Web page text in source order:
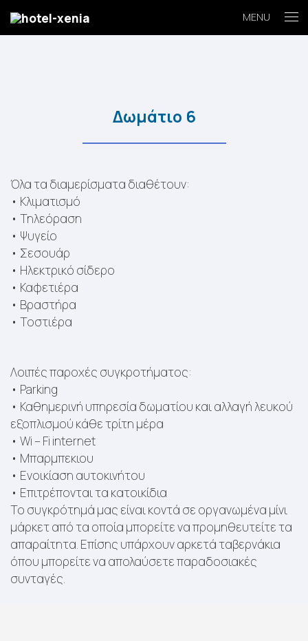
MENU
Δωμάτιο 6
Όλα τα διαμερίσματα διαθέτουν:
• Κλιματισμό
• Τηλεόραση
• Ψυγείο
• Σεσουάρ
• Ηλεκτρικό σίδερο
• Καφετιέρα
• Βραστήρα
• Τοστιέρα
Λοιπές παροχές συγκροτήματος:
• Parking
• Καθημερινή υπηρεσία δωματίου και αλλαγή λευκού
εξοπλισμού κάθε τρίτη μέρα
• Wi – Fi internet
• Μπαρμπεκιου
• Ενοικίαση αυτοκινήτου
• Επιτρέπονται τα κατοικίδια
Το συγκρότημά μας είναι κοντά σε οργανωμένα μίνι
μάρκετ από τα οποία μπορείτε να προμηθευτείτε τα
απαραίτητα. Επίσης υπάρχουν αρκετά ταβερνάκια
όπου μπορείτε να απολαύσετε παραδοσιακές
συνταγές.